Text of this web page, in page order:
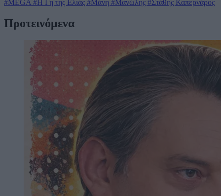
#MEGA #Η Γη της Ελιάς #Μάνη #Μανώλης #Στάθης Καπερνάρος
Προτεινόμενα